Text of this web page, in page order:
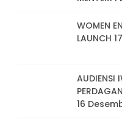
FAUZI
WOMEN
LAUNCH
AUDIENSI
16